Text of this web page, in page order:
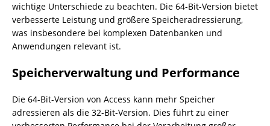
wichtige Unterschiede zu beachten. Die 64-Bit-Version bietet
verbesserte Leistung und größere Speicheradressierung,
was insbesondere bei komplexen Datenbanken und
Anwendungen relevant ist.
Speicherverwaltung und Performance
Die 64-Bit-Version von Access kann mehr Speicher
adressieren als die 32-Bit-Version. Dies führt zu einer